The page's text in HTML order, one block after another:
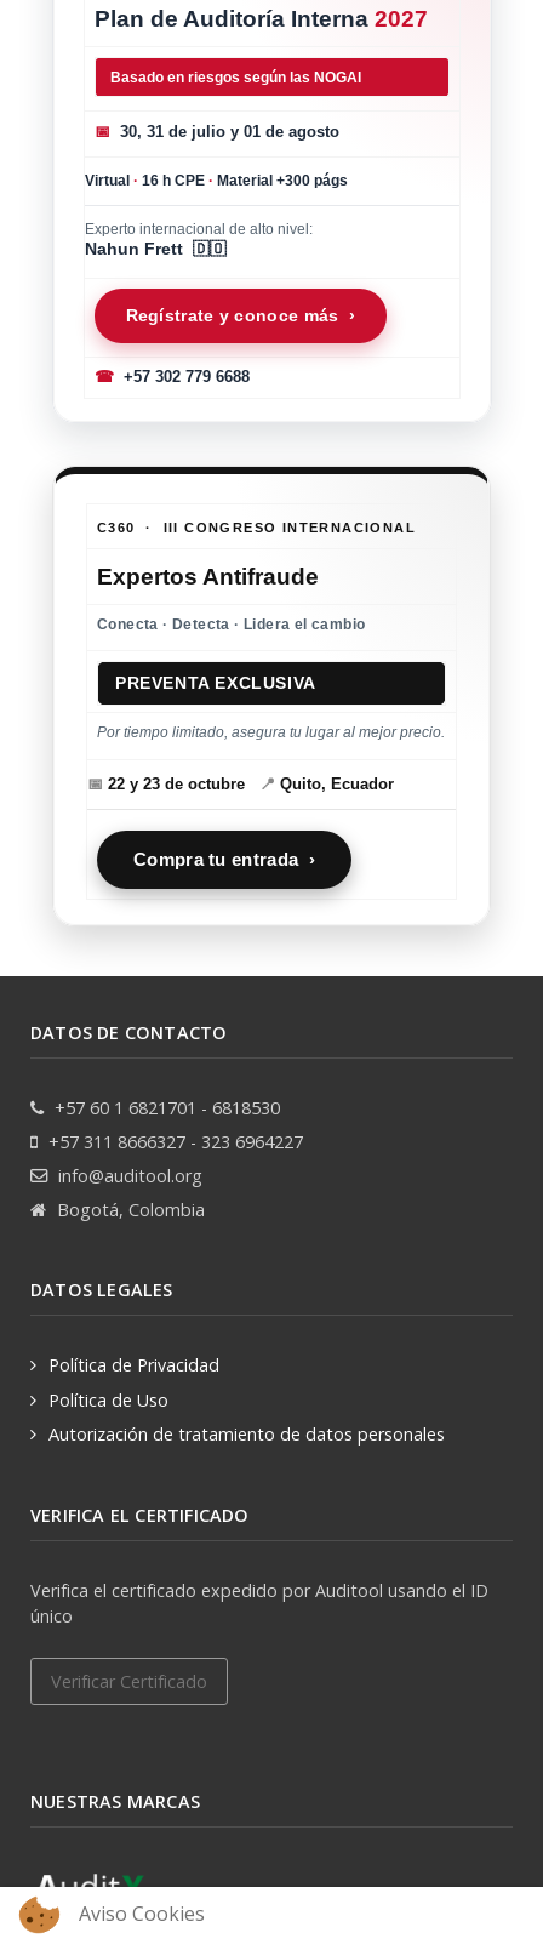
Plan de Auditoría Interna 2027
Basado en riesgos según las NOGAI
📅 30, 31 de julio y 01 de agosto
Virtual · 16 h CPE · Material +300 págs
Experto internacional de alto nivel:
Nahun Frett 🇩🇴
Regístrate y conoce más ›
☎+57 302 779 6688
C360 · III CONGRESO INTERNACIONAL
Expertos Antifraude
Conecta · Detecta · Lidera el cambio
PREVENTA EXCLUSIVA
Por tiempo limitado, asegura tu lugar al mejor precio.
📅 22 y 23 de octubre 📍 Quito, Ecuador
Compra tu entrada ›
DATOS DE CONTACTO
+57 60 1 6821701 - 6818530
+57 311 8666327 - 323 6964227
info@auditool.org
Bogotá, Colombia
DATOS LEGALES
Política de Privacidad
Política de Uso
Autorización de tratamiento de datos personales
VERIFICA EL CERTIFICADO
Verifica el certificado expedido por Auditool usando el ID
único
Verificar Certificado
NUESTRAS MARCAS
Aviso Cookies